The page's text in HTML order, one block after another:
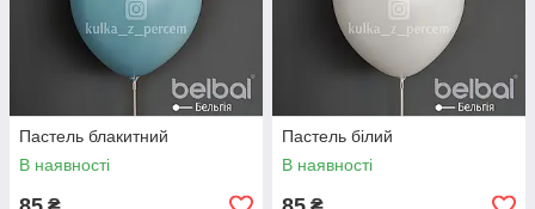
Пастель блакитний
В наявності
Пастель білий
В наявності